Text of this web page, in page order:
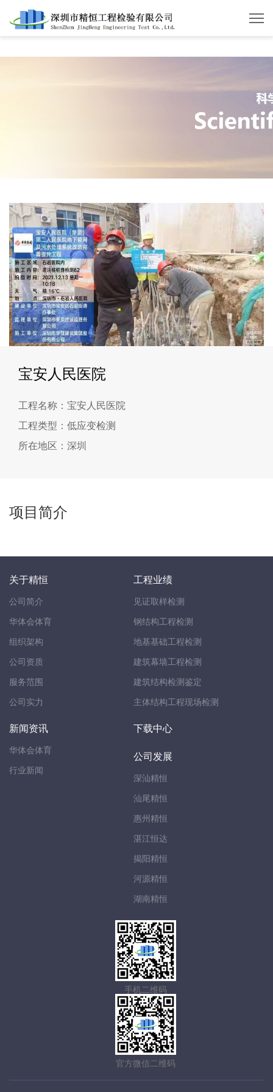
华体会体育
宝安人民医院
工程名称：宝安人民医院
工程类型：低应变检测
所在地区：深圳
项目简介
关于精恒
公司简介
华体会体育
组织架构
公司资质
服务范围
公司实力
工程业绩
见证取样检测
钢结构工程检测
地基基础工程检测
建筑幕墙工程检测
建筑结构检测鉴定
主体结构工程现场检测
新闻资讯
华体会体育
行业新闻
下载中心
公司发展
深汕精恒
汕尾精恒
惠州精恒
湛江恒达
揭阳精恒
河源精恒
湖南精恒
手机二维码
官方微信二维码